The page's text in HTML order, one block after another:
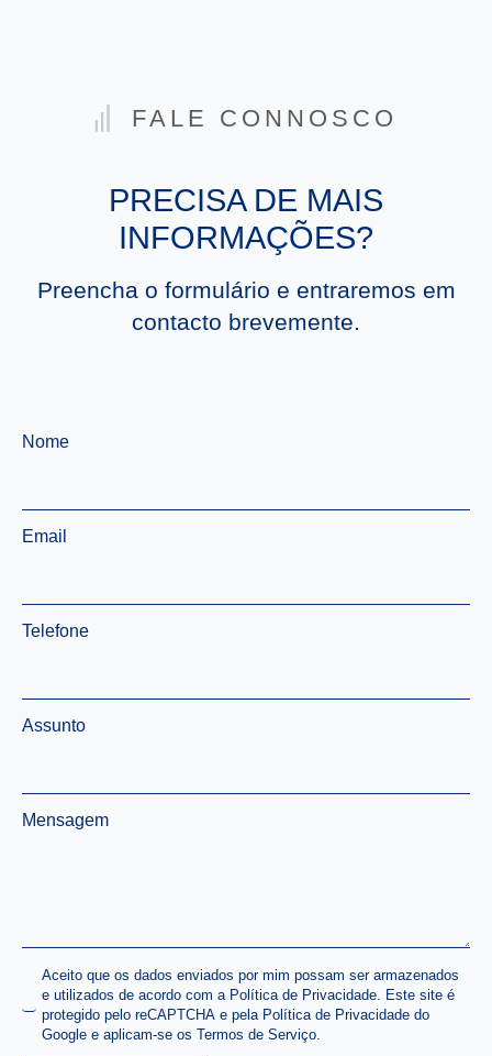
FALE CONNOSCO
PRECISA DE MAIS
INFORMAÇÕES?
Preencha o formulário e entraremos em
contacto brevemente.
Nome
Email
Telefone
Assunto
Mensagem
Name
Aceito que os dados enviados por mim possam ser armazenados
e utilizados de acordo com a Política de Privacidade. Este site é
protegido pelo reCAPTCHA e pela Política de Privacidade do
Google e aplicam-se os Termos de Serviço.